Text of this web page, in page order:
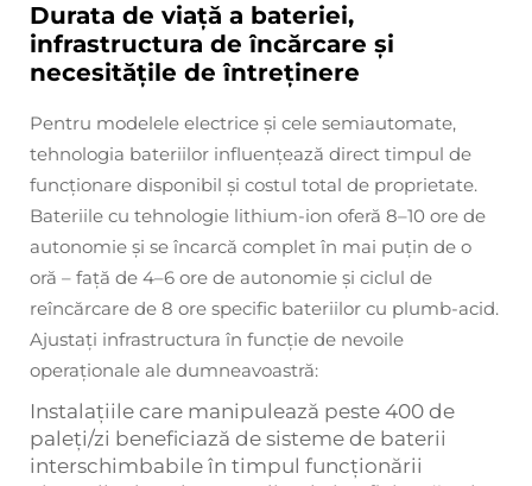
Durata de viață a bateriei,
infrastructura de încărcare și
necesitățile de întreținere
Pentru modelele electrice și cele semiautomate,
tehnologia bateriilor influențează direct timpul de
funcționare disponibil și costul total de proprietate.
Bateriile cu tehnologie lithium-ion oferă 8–10 ore de
autonomie și se încarcă complet în mai puțin de o
oră – față de 4–6 ore de autonomie și ciclul de
reîncărcare de 8 ore specific bateriilor cu plumb-acid.
Ajustați infrastructura în funcție de nevoile
operaționale ale dumneavoastră:
Instalațiile care manipulează peste 400 de
paleți/zi beneficiază de sisteme de baterii
interschimbabile în timpul funcționării